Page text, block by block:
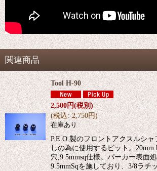
関連商品
Tool H-90
2,500円(税別)
(税込: 2,750円)
在庫あり
P.E.O.製のフロントアクスルシ
しの為に使用するビット。20mm
穴,9.5mmsq仕様。パーカー表面
9.5mmSqを施しており、3/8ラチ